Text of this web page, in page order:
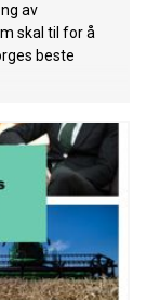
av
skal til for å
beste